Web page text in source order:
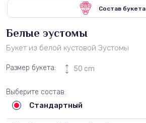
Состав букета
Белые эустомы
Букет из белой кустовой Эустомы
Размер букета: 50 cm
Выберите состав:
Стандартный